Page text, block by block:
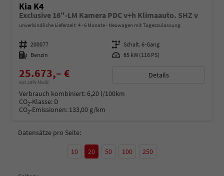
Kia K4
Exclusive 16"-LM Kamera PDC v+h Klimaauto. SHZ v
unverbindliche Lieferzeit: 4 - 6 Monate Neuwagen mit Tageszulassung
Fahrzeugnummer 200077 Getriebe Schalt. 6-Gang
Kraftstoff Benzin Leistung 85 kW (116 PS)
25.673,– €
incl. 19% MwSt.
Details
Verbrauch kombiniert:6,20 l/100km
CO2-Klasse: D
CO2-Emissionen: 133,00 g/km
Datensätze pro Seite:
10 20 50 100 250